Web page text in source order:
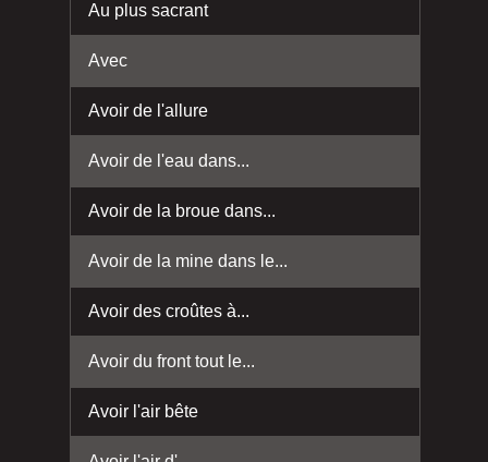
Au plus sacrant
Avec
Avoir de l'allure
Avoir de l'eau dans...
Avoir de la broue dans...
Avoir de la mine dans le...
Avoir des croûtes à...
Avoir du front tout le...
Avoir l'air bête